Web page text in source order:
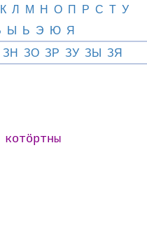
К Л М Н О П Р С Т У
Ы Ь Э Ю Я
ЗН ЗО ЗР ЗУ ЗЫ ЗЯ